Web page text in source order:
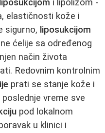
liposukcijom i lipolizom -
elastičnosti kože i
sigurno, liposukcijom
ćelije sa određenog
način života
Redovnim kontrolnim
prati se stanje kože i
vreme sve
pod lokalnom
u klinici i